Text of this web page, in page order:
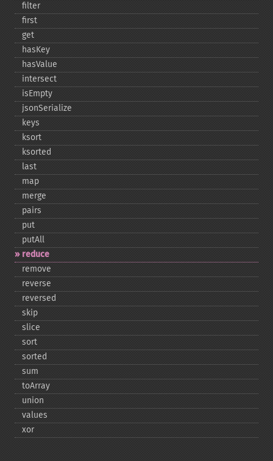
filter
first
get
hasKey
hasValue
intersect
isEmpty
jsonSerialize
keys
ksort
ksorted
last
map
merge
pairs
put
putAll
reduce
remove
reverse
reversed
skip
slice
sort
sorted
sum
toArray
union
values
xor